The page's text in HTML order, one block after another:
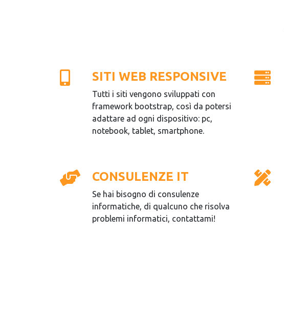
SITI WEB RESPONSIVE
Tutti i siti vengono sviluppati con
framework bootstrap, così da potersi
adattare ad ogni dispositivo: pc,
notebook, tablet, smartphone.
CONSULENZE IT
Se hai bisogno di consulenze
informatiche, di qualcuno che risolva
problemi informatici, contattami!